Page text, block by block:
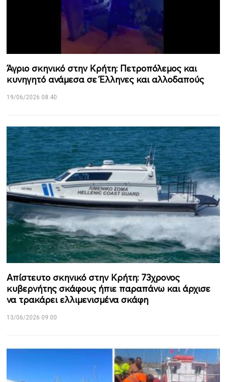
Άγριο σκηνικό στην Κρήτη: Πετροπόλεμος και
κυνηγητό ανάμεσα σε Έλληνες και αλλοδαπούς
19/06/2026 08:40
Απίστευτο σκηνικό στην Κρήτη: 73χρονος
κυβερνήτης σκάφους ήπιε παραπάνω και άρχισε
να τρακάρει ελλιμενισμένα σκάφη
13/06/2026 09:00